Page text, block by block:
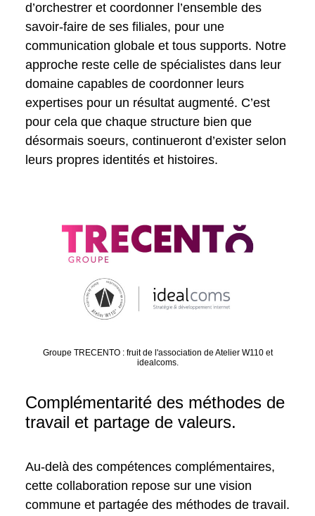
d’orchestrer et coordonner l’ensemble des
savoir-faire de ses filiales, pour une
communication globale et tous supports. Notre
approche reste celle de spécialistes dans leur
domaine capables de coordonner leurs
expertises pour un résultat augmenté. C’est
pour cela que chaque structure bien que
désormais soeurs, continueront d’exister selon
leurs propres identités et histoires.
Groupe TRECENTO : fruit de l'association de Atelier W110 et
idealcoms.
Complémentarité des méthodes de
travail et partage de valeurs.
Au-delà des compétences complémentaires,
cette collaboration repose sur une vision
commune et partagée des méthodes de travail.